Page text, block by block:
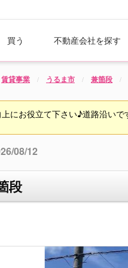
買う 不動産会社を探す
賃貸事業 うるま市 兼箇段
にお役立て下さい♪道路沿い
08/12
段